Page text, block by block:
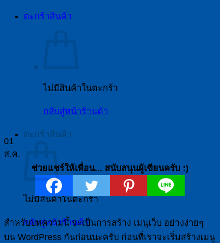
ตะกร้าสินค้า
ไม่มีสินค้าในตะกร้า
กลับสู่หน้าร้านค้า
ตะกร้าสินค้า
ไม่มีสินค้าในตะกร้า
กลับสู่หน้าร้านค้า
01
ส.ค.
ช่วยแชร์ให้เพื่อน... สนับสนุนผู้เขียนครับ :)
สำหรับบทความนี้ จะเป็นการสร้าง เมนูเว็บ อย่างง่ายๆ
บน WordPress กันก่อนนะครับ ก่อนที่เราจะเริ่มสร้างเมนู